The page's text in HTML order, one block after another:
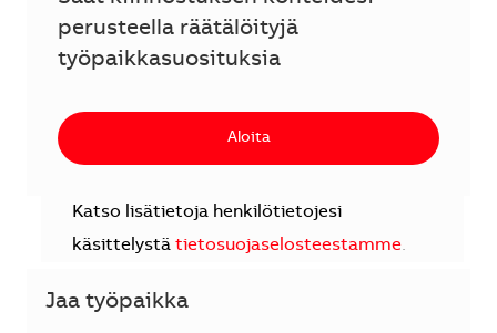
perusteella räätälöityjä
työpaikkasuosituksia
Aloita
Katso lisätietoja henkilötietojesi
käsittelystä tietosuojaselosteestamme.
Jaa työpaikka